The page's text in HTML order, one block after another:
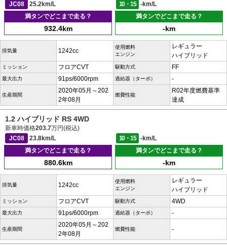
JC08
25.2km/L 10・15
-km/L
満タンでどこまで走る？
932.4km
満タンでどこまで走る？
-km
排気量 1242cc
使用燃料
エンジン
レギュラー
ハイブリッド
ミッション フロアCVT 駆動方式 FF
最大出力 91ps/6000rpm 過給器（ターボ） -
生産期間
2020年05月～202
2年08月
燃費性能
R02年度燃費基準
達成
1.2 ハイブリッド RS 4WD
新車時価格203.7万円(税込)
JC08
23.8km/L 10・15
-km/L
満タンでどこまで走る？
880.6km
満タンでどこまで走る？
-km
排気量 1242cc
使用燃料
エンジン
レギュラー
ハイブリッド
ミッション フロアCVT 駆動方式 4WD
最大出力 91ps/6000rpm 過給器（ターボ） -
生産期間
2020年05月～202
2年08月
燃費性能 -